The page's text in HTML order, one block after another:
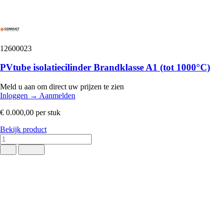
12600023
PVtube isolatiecilinder Brandklasse A1 (tot 1000°C)
Meld u aan om direct uw prijzen te zien
Inloggen → Aanmelden
€ 0.000,00 per stuk
Bekijk product